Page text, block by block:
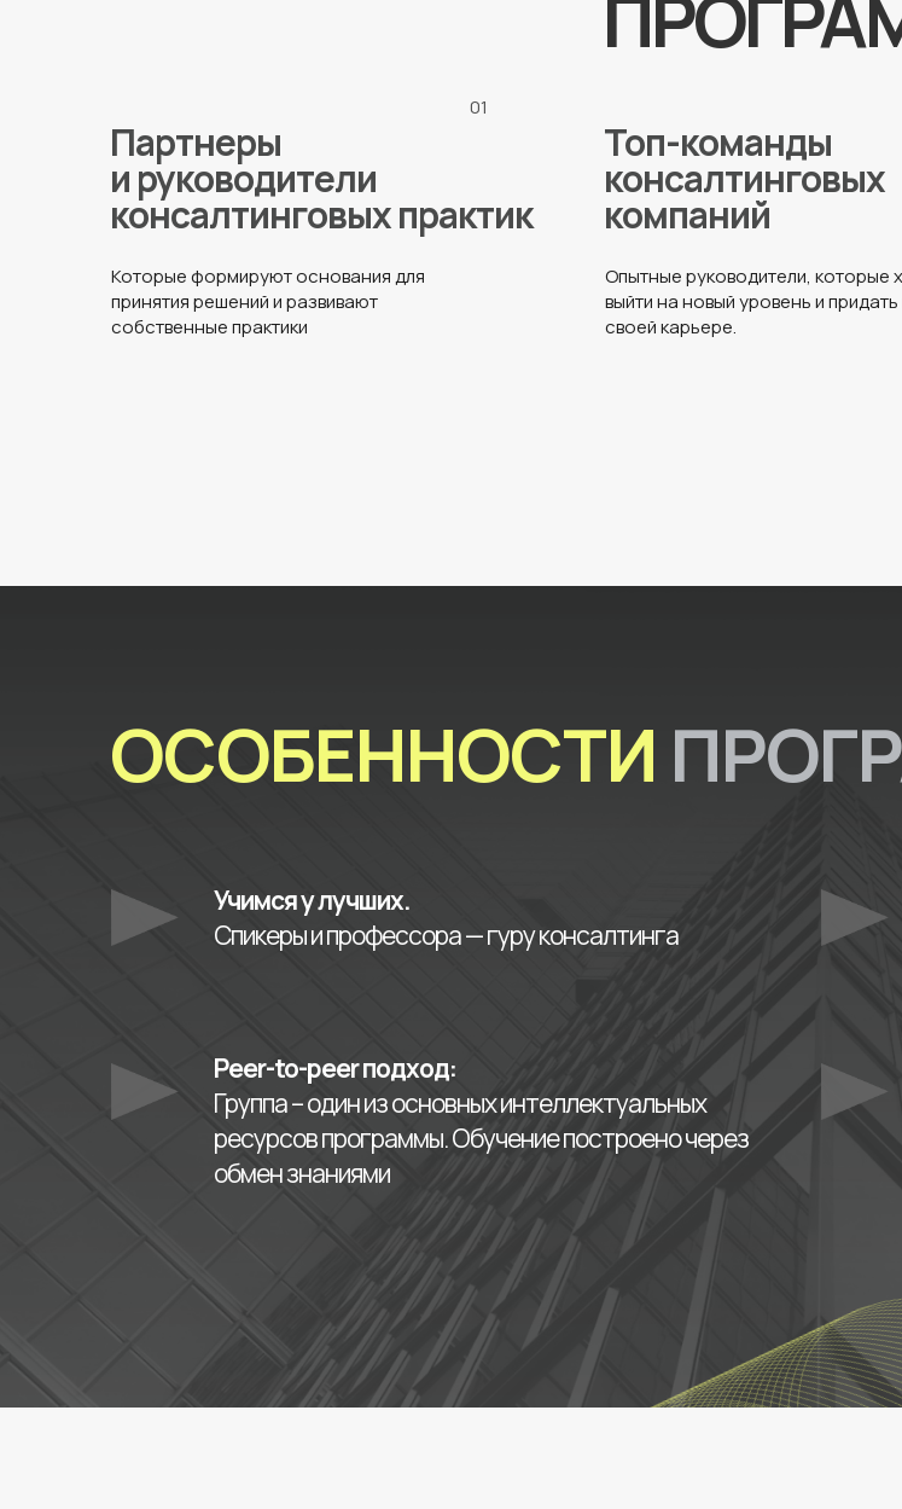
Партнеры
и руководители
консалтинговых практик
Которые формируют основания для
принятия решений и развивают
собственные практики
01
Топ-команды
консалтинговых
компаний
Опытные руководители, которые
выйти на новый уровень и
своей карьере.
ОСОБЕННОСТИ
Peer-to-peer подход:
Группа – один из основных интеллектуальных
ресурсов программы. Обучение построено через
обмен знаниями
Учимся у лучших.
Спикеры и профессора — гуру консалтинга